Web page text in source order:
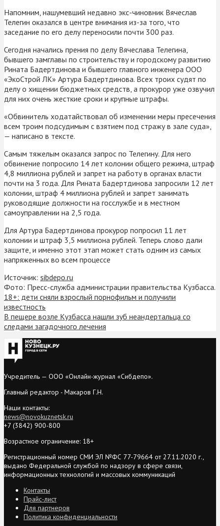
Напомним, нашумевший недавно экс-чиновник Вячеслав
Телегин оказался в центре внимания из-за того, что
заседание по его делу переносили почти 300 раз.
Сегодня начались прения по делу Вячеслава Телегина,
бывшего замглавы по строительству и городскому развитию
Рината Бадертдинова и бывшего главного инженера ООО
«ЭкоСтрой ЛК» Артура Бадертдинова. Всех троих судят по
делу о хищении бюджетных средств, а прокурор уже озвучил
для них очень жесткие сроки и крупные штрафы.
«Обвинитель ходатайствовал об изменении меры пресечения
всем троим подсудимым с взятием под стражу в зале суда»,
— написано в тексте.
Самым тяжелым оказался запрос по Телегину. Для него
обвинение попросило 14 лет колонии общего режима, штраф
4,8 миллиона рублей и запрет на работу в органах власти
почти на 3 года. Для Рината Бадертдинова запросили 12 лет
колонии, штраф 4 миллиона рублей и запрет занимать
руководящие должности на госслужбе и в местном
самоуправлении на 2,5 года.
Для Артура Бадертдинова прокурор попросил 11 лет
колонии и штраф 3,5 миллиона рублей. Теперь слово дали
защите, и именно этот этап может стать одним из самых
напряженных во всем процессе
Источник: sibdepo.ru
Фото: Пресс-служба администрации правительства Кузбасса.
18+: дети сняли взрослый порнофильм и получили
известность
В пещере возле Кузбасса нашли зуб неандертальца со
следами загадочного лечения
Учредитель — ООО «Онлайн-журнал «Сибдепо».
Главный редактор - Макаров Г.Н.
Наши контакты:
news@novokuznetsk.ru
+7 (3842) 900-800
Возрастное ограничение: 18+
Регистрационный номер СМИ ЭЛ №ФС 77-79664 от 27.11.2020 г.,
выдано Федеральной службой по надзору в сфере связи,
информационных технологий и массовых коммуникаций
Контакты
Прайс-лист
Для партнеров
Политика конфиденциальности